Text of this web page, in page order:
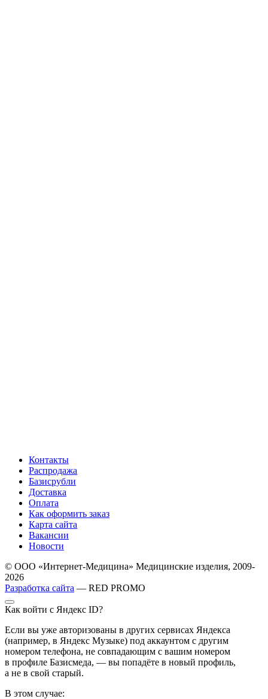
Контакты
Распродажа
Базисрубли
Доставка
Оплата
Как оформить заказ
Карта сайта
Вакансии
Новости
© ООО «Интернет-Медицина» Медицинские изделия, 2009-
2026
Разработка сайта — RED PROMO
Как войти с Яндекс ID?
Если вы уже авторизованы в других сервисах Яндекса
(например, в Яндекс Музыке) под аккаунтом с другим
номером телефона, не совпадающим с вашим номером
в профиле Базисмеда, — вы попадёте в новый профиль,
а не в свой старый.
В этом случае: